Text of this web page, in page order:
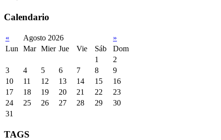
Calendario
« Agosto 2026
»
Lun
Mar Mier Jue Vie Sáb
Dom
1
2
3
4 5 6 7 8
9
10
11 12 13 14 15
16
17
18 19 20 21 22
23
24
25 26 27 28 29
30
31
TAGS